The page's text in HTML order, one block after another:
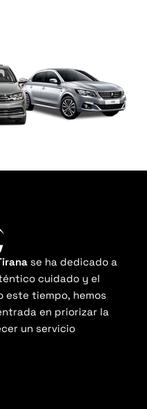
se ha dedicado a
cuidado y el
este tiempo, hemos
en priorizar la
un servicio